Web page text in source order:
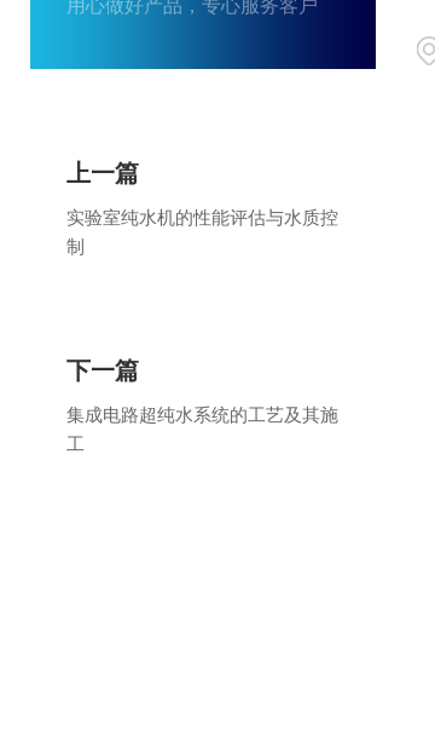
用心做好产品，专心服务客户
上一篇
实验室纯水机的性能评估与水质控
制
下一篇
集成电路超纯水系统的工艺及其施
工